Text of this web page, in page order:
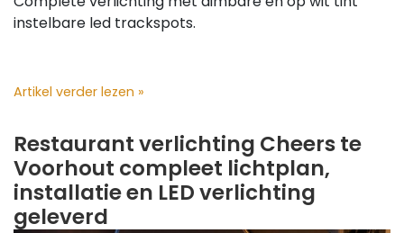
instelbare led trackspots.
Artikel verder lezen »
Restaurant verlichting Cheers te
Voorhout compleet lichtplan,
installatie en LED verlichting
geleverd